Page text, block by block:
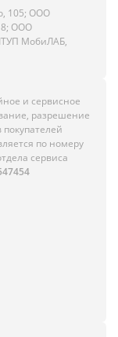
105; ООО
ООО
МобиЛАБ,
и сервисное
разрешение
покупателей
по номеру
сервиса